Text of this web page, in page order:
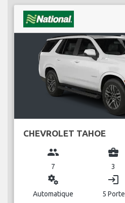
CHEVROLET TAHOE
group
7
business_center
3
miscellaneous_services
Automatique
login
5 Porte